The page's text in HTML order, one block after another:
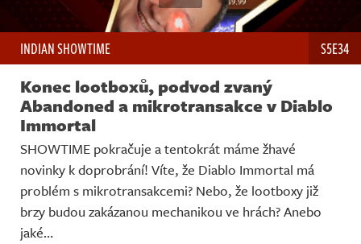
INDIAN SHOWTIME S5E34
Konec lootboxů, podvod zvaný
Abandoned a mikrotransakce v Diablo
Immortal
SHOWTIME pokračuje a tentokrát máme žhavé
novinky k doprobrání! Víte, že Diablo Immortal má
problém s mikrotransakcemi? Nebo, že lootboxy již
brzy budou zakázanou mechanikou ve hrách? Anebo
jaké…